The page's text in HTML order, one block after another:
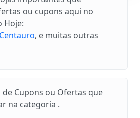
ou cupons aqui no
Hoje:
Centauro, e muitas outras
Cupons ou Ofertas que
na categoria .